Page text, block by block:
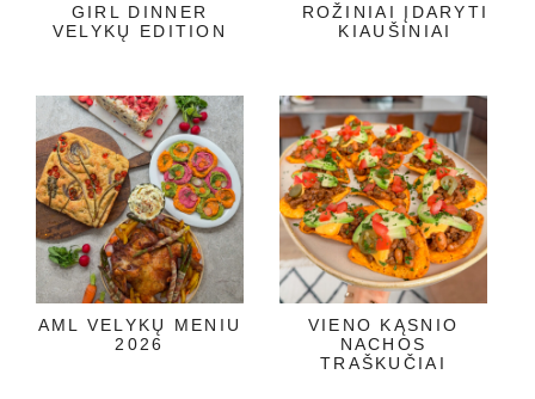
GIRL DINNER
VELYKŲ EDITION
ROŽINIAI ĮDARYTI
KIAUŠINIAI
AML VELYKŲ MENIU
2026
VIENO KĄSNIO
NACHOS
TRAŠKUČIAI